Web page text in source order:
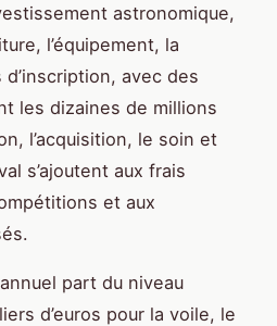
astronomique,
l’équipement, la
avec des
les dizaines de millions
l’acquisition, le soin et
s’ajoutent aux frais
et aux
part du niveau
d’euros pour la voile, le